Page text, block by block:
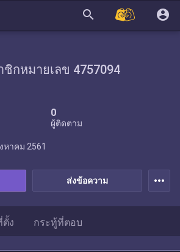
search account_circle
ชิกหมายเลข 4757094
0
ผู้ติดตาม
ส่งข้อความ
หาคม 2561
more_horiz
ง กระทู้ที่ตอบ